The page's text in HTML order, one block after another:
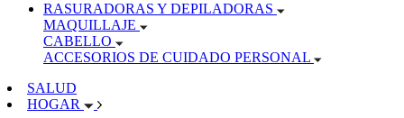
RASURADORAS Y DEPILADORAS
MAQUILLAJE
CABELLO
ACCESORIOS DE CUIDADO PERSONAL
SALUD
HOGAR